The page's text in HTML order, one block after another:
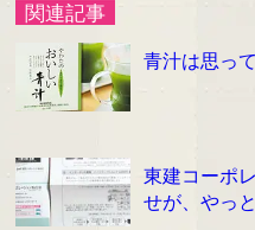
関連記事
青汁は思っ
東建コーポ
せが、やっ